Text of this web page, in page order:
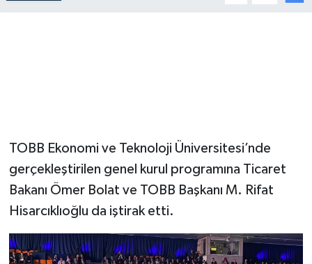
TOBB Ekonomi ve Teknoloji Üniversitesi’nde
gerçekleştirilen genel kurul programına Ticaret
Bakanı Ömer Bolat ve TOBB Başkanı M. Rifat
Hisarcıklıoğlu da iştirak etti.